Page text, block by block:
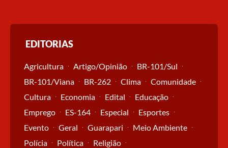
EDITORIAS
Agricultura Artigo/Opinião
BR-101/Sul
BR-101/Viana
BR-262 Clima
Comunidade
Cultura
Economia Edital
Educação
Emprego
ES-164 Especial
Esportes
Evento
Geral Guarapari
Meio Ambiente
Polícia
Política
Religião